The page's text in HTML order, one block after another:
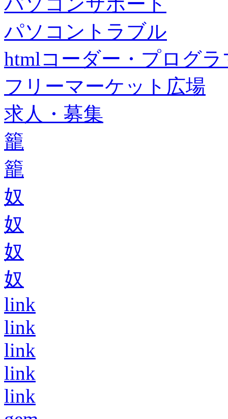
パソコントラブル
htmlコーダー・プログラ
フリーマーケット広場
求人・募集
籠
籠
奴
奴
奴
奴
link
link
link
link
link